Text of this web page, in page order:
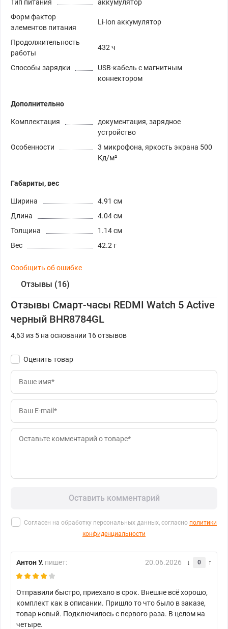
Тип питания
аккумулятор
Форм фактор
элементов питания
Li-Ion аккумулятор
Продолжительность
работы
432 ч
Способы зарядки
USB-кабель с магнитным
коннектором
Дополнительно
Комплектация
документация, зарядное
устройство
Особенности
3 микрофона, яркость экрана 500
Кд/м²
Габариты, вес
Ширина
4.91 см
Длина
4.04 см
Толщина
1.14 см
Вес
42.2 г
Сообщить об ошибке
Отзывы (16)
Отзывы Смарт-часы REDMI Watch 5 Active
черный BHR8784GL
4,63 из 5 на основании 16 отзывов
Оценить товар
Оставить комментарий
Согласен на обработку персональных данных, согласно политики
конфиденциальности
Антон У. пишет: 20.06.2026 0
Отправили быстро, приехало в срок. Внешне всё хорошо,
комплект как в описании. Пришло то что было в заказе,
товар новый. Подключилось с первого раза. В целом на
четыре.